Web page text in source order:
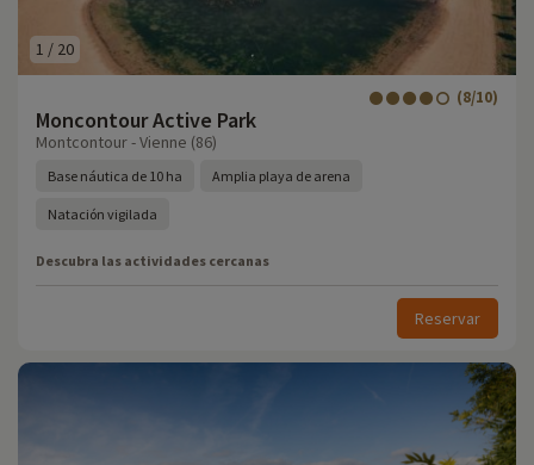
1 / 20
Moncontour Active Park
(8/10)
Montcontour - Vienne (86)
Base náutica de 10 ha Amplia playa de arena
Natación vigilada
Descubra las actividades cercanas
Reservar